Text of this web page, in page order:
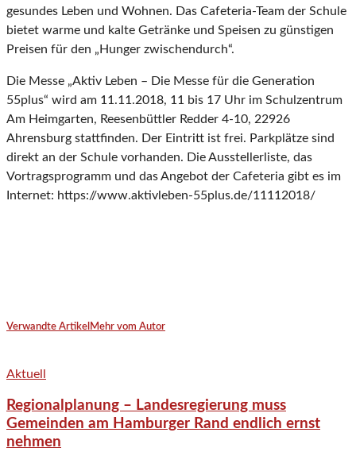
gesundes Leben und Wohnen. Das Cafeteria-Team der Schule
bietet warme und kalte Getränke und Speisen zu günstigen
Preisen für den „Hunger zwischendurch“.
Die Messe „Aktiv Leben – Die Messe für die Generation
55plus“ wird am 11.11.2018, 11 bis 17 Uhr im Schulzentrum
Am Heimgarten, Reesenbüttler Redder 4-10, 22926
Ahrensburg stattfinden. Der Eintritt ist frei. Parkplätze sind
direkt an der Schule vorhanden. Die Ausstellerliste, das
Vortragsprogramm und das Angebot der Cafeteria gibt es im
Internet: https://www.aktivleben-55plus.de/11112018/
Verwandte Artikel Mehr vom Autor
Aktuell
Regionalplanung – Landesregierung muss
Gemeinden am Hamburger Rand endlich ernst
nehmen